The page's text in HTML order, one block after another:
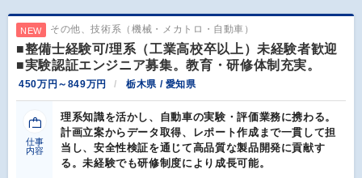
NEW その他、技術系（機械・メカトロ・自動車）
■整備士経験可/理系（工業高校卒以上）未経験者歓迎
■実験認証エンジニア募集。教育・研修体制充実。
450万円～849万円 栃木県 / 愛知県
仕事
内容
理系知識を活かし、自動車の実験・評価業務に携わる。
計画立案からデータ取得、レポート作成まで一貫して担
当し、安全性検証を通じて高品質な製品開発に貢献す
る。未経験でも研修制度により成長可能。